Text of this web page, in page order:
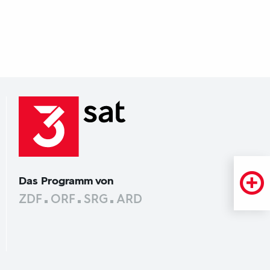
Das Programm von
ZDF ORF SRG ARD